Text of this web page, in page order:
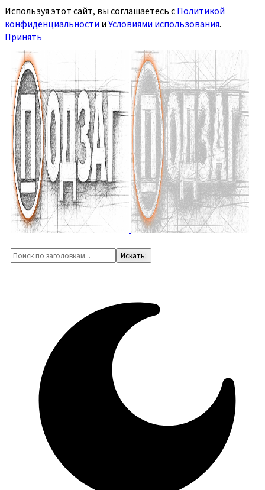
Используя этот сайт, вы соглашаетесь сПолитикой
конфиденциальности иУсловиями использования.
Принять